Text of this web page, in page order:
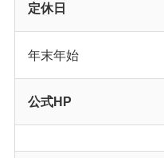
定休日
年末年始
公式HP